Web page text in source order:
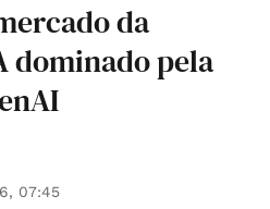
da
dominado pela
07:45